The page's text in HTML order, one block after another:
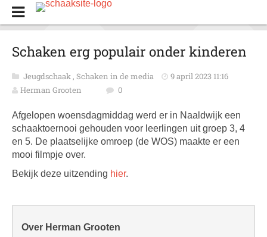
Schaken erg populair onder kinderen
Jeugdschaak, Schaken in de media
9 april 2023 11:16
Herman Grooten
0
Afgelopen woensdagmiddag werd er in Naaldwijk een
schaaktoernooi gehouden voor leerlingen uit groep 3, 4
en 5. De plaatselijke omroep (de WOS) maakte er een
mooi filmpje over.
Bekijk deze uitzending hier.
Over Herman Grooten